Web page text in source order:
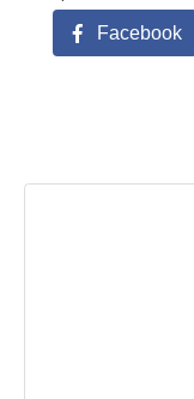
Facebook